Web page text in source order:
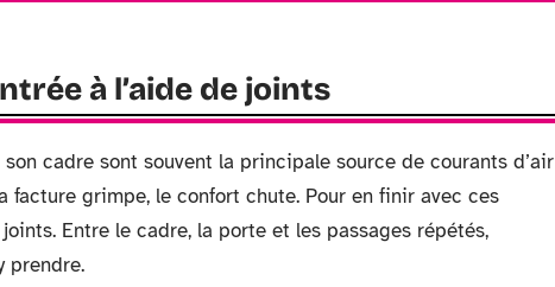
à l’aide de joints
cadre sont souvent la principale source de courants d’air
grimpe, le confort chute. Pour en finir avec ces
Entre le cadre, la porte et les passages répétés,
prendre.